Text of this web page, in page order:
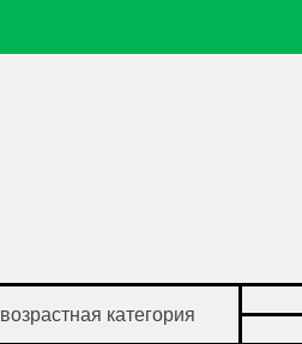
возрастная категория